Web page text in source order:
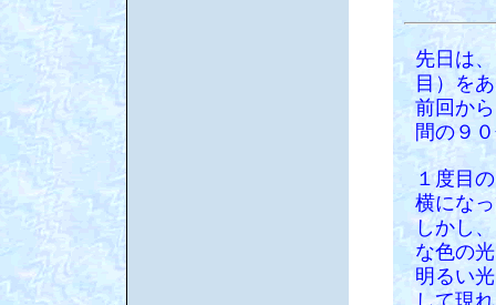
先日は
目）を
前回か
間の９
１度目
横にな
しかし
な色の
明るい
して現